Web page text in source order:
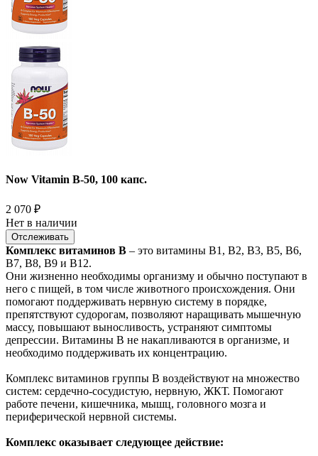
Now Vitamin B-50, 100 капс.
2 070 ₽
Нет в наличии
Отслеживать
Комплекс витаминов В – это витамины В1, В2, В3, В5, В6,
В7, В8, В9 и В12.
Они жизненно необходимы организму и обычно поступают в
него с пищей, в том числе животного происхождения. Они
помогают поддерживать нервную систему в порядке,
препятствуют судорогам, позволяют наращивать мышечную
массу, повышают выносливость, устраняют симптомы
депрессии. Витамины В не накапливаются в организме, и
необходимо поддерживать их концентрацию.
Комплекс витаминов группы В воздействуют на множество
систем: сердечно-сосудистую, нервную, ЖКТ. Помогают
работе печени, кишечника, мышц, головного мозга и
периферической нервной системы.
Комплекс оказывает следующее действие: